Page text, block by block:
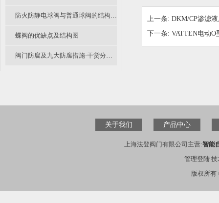
防火防静电球阀与普通球阀的结构有什么不同？
蝶阀的优缺点及结构图
阀门防腐及九大防腐措施-干货分享（一）
上一条: DKM/CP渗滤
下一条: VATTEN电动
关于我们 产品中心
上海法登阀门有限公司主营:智能
管理登陆技
版权所